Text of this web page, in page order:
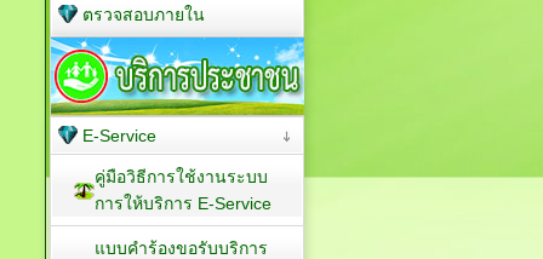
ตรวจสอบภายใน
E-Service
คู่มือวิธีการใช้งานระบบ
การให้บริการ E-Service
แบบคำร้องขอรับบริการ